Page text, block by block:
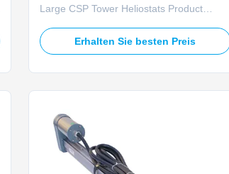
Large CSP Tower Heliostats Product
solar linear actuator is purpose-built for
large heliostat mirror arrays on utility CSP
Erhalten Sie besten Preis